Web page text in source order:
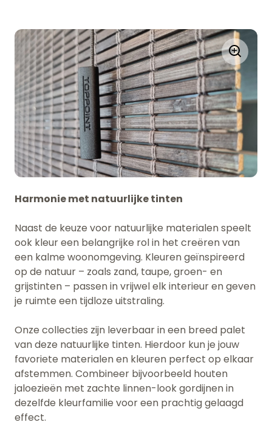
Harmonie met natuurlijke tinten
Naast de keuze voor natuurlijke materialen speelt
ook kleur een belangrijke rol in het creëren van
een kalme woonomgeving. Kleuren geïnspireerd
op de natuur – zoals zand, taupe, groen- en
grijstinten – passen in vrijwel elk interieur en geven
je ruimte een tijdloze uitstraling.
Onze collecties zijn leverbaar in een breed palet
van deze natuurlijke tinten. Hierdoor kun je jouw
favoriete materialen en kleuren perfect op elkaar
afstemmen. Combineer bijvoorbeeld houten
jaloezieën met zachte linnen-look gordijnen in
dezelfde kleurfamilie voor een prachtig gelaagd
effect.